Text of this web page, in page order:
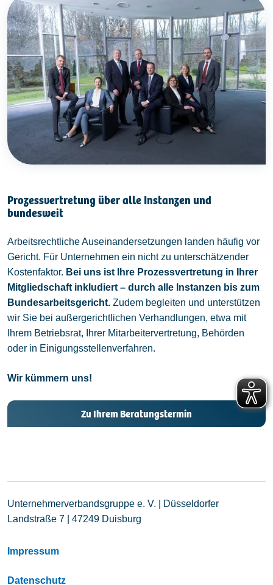
Prozessvertretung über alle Instanzen und
bundesweit
Arbeitsrechtliche Auseinandersetzungen landen häufig vor
Gericht. Für Unternehmen ein nicht zu unterschätzender
Kostenfaktor. Bei uns ist Ihre Prozessvertretung in Ihrer
Mitgliedschaft inkludiert – durch alle Instanzen bis zum
Bundesarbeitsgericht. Zudem begleiten und unterstützen
wir Sie bei außergerichtlichen Verhandlungen, etwa mit
Ihrem Betriebsrat, Ihrer Mitarbeitervertretung, Behörden
oder in Einigungsstellenverfahren.
Wir kümmern uns!
Zu Ihrem Beratungstermin
Unternehmerverbandsgruppe e. V. | Düsseldorfer
Landstraße 7 | 47249 Duisburg
Impressum
Datenschutz